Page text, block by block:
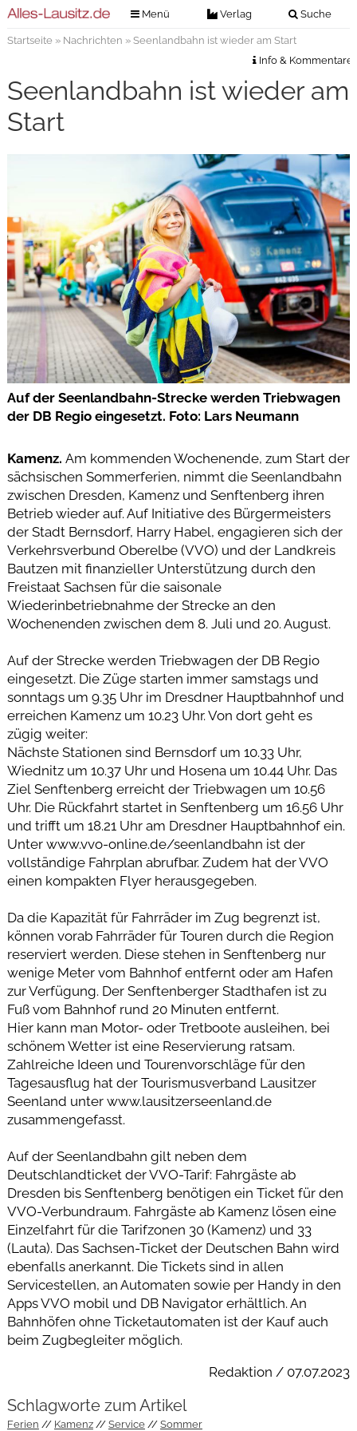
Menü Verlag Suche
Verlag
Kontakt
Impressum
Nachrichten
Anzeigensuche
Digitale Ausgaben
Startseite» Nachrichten » Seenlandbahn ist wieder am Start
Info & Kommentare
Seenlandbahn ist wieder am
Start
Auf der Seenlandbahn-Strecke werden Triebwagen
der DB Regio eingesetzt. Foto: Lars Neumann
Kamenz. Am kommenden Wochenende, zum Start der
sächsischen Sommerferien, nimmt die Seenlandbahn
zwischen Dresden, Kamenz und Senftenberg ihren
Betrieb wieder auf. Auf Initiative des Bürgermeisters
der Stadt Bernsdorf, Harry Habel, engagieren sich der
Verkehrsverbund Oberelbe (VVO) und der Landkreis
Bautzen mit finanzieller Unterstützung durch den
Freistaat Sachsen für die saisonale
Wiederinbetriebnahme der Strecke an den
Wochenenden zwischen dem 8. Juli und 20. August.
Auf der Strecke werden Triebwagen der DB Regio
eingesetzt. Die Züge starten immer samstags und
sonntags um 9.35 Uhr im Dresdner Hauptbahnhof und
erreichen Kamenz um 10.23 Uhr. Von dort geht es
zügig weiter:
Nächste Stationen sind Bernsdorf um 10.33 Uhr,
Wiednitz um 10.37 Uhr und Hosena um 10.44 Uhr. Das
Ziel Senftenberg erreicht der Triebwagen um 10.56
Uhr. Die Rückfahrt startet in Senftenberg um 16.56 Uhr
und trifft um 18.21 Uhr am Dresdner Hauptbahnhof ein.
Unter www.vvo-online.de/seenlandbahn ist der
vollständige Fahrplan abrufbar. Zudem hat der VVO
einen kompakten Flyer herausgegeben.
Da die Kapazität für Fahrräder im Zug begrenzt ist,
können vorab Fahrräder für Touren durch die Region
reserviert werden. Diese stehen in Senftenberg nur
wenige Meter vom Bahnhof entfernt oder am Hafen
zur Verfügung. Der Senftenberger Stadthafen ist zu
Fuß vom Bahnhof rund 20 Minuten entfernt.
Hier kann man Motor- oder Tretboote ausleihen, bei
schönem Wetter ist eine Reservierung ratsam.
Zahlreiche Ideen und Tourenvorschläge für den
Tagesausflug hat der Tourismusverband Lausitzer
Seenland unter www.lausitzerseenland.de
zusammengefasst.
Auf der Seenlandbahn gilt neben dem
Deutschlandticket der VVO-Tarif: Fahrgäste ab
Dresden bis Senftenberg benötigen ein Ticket für den
VVO-Verbundraum. Fahrgäste ab Kamenz lösen eine
Einzelfahrt für die Tarifzonen 30 (Kamenz) und 33
(Lauta). Das Sachsen-Ticket der Deutschen Bahn wird
ebenfalls anerkannt. Die Tickets sind in allen
Servicestellen, an Automaten sowie per Handy in den
Apps VVO mobil und DB Navigator erhältlich. An
Bahnhöfen ohne Ticketautomaten ist der Kauf auch
beim Zugbegleiter möglich.
Redaktion / 07.07.2023
Schlagworte zum Artikel
Ferien Kamenz Service Sommer